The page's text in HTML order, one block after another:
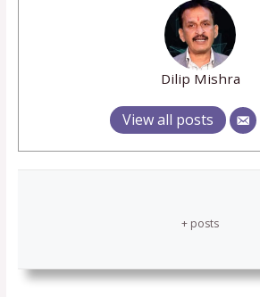
Dilip Mishra
View all posts
+ posts